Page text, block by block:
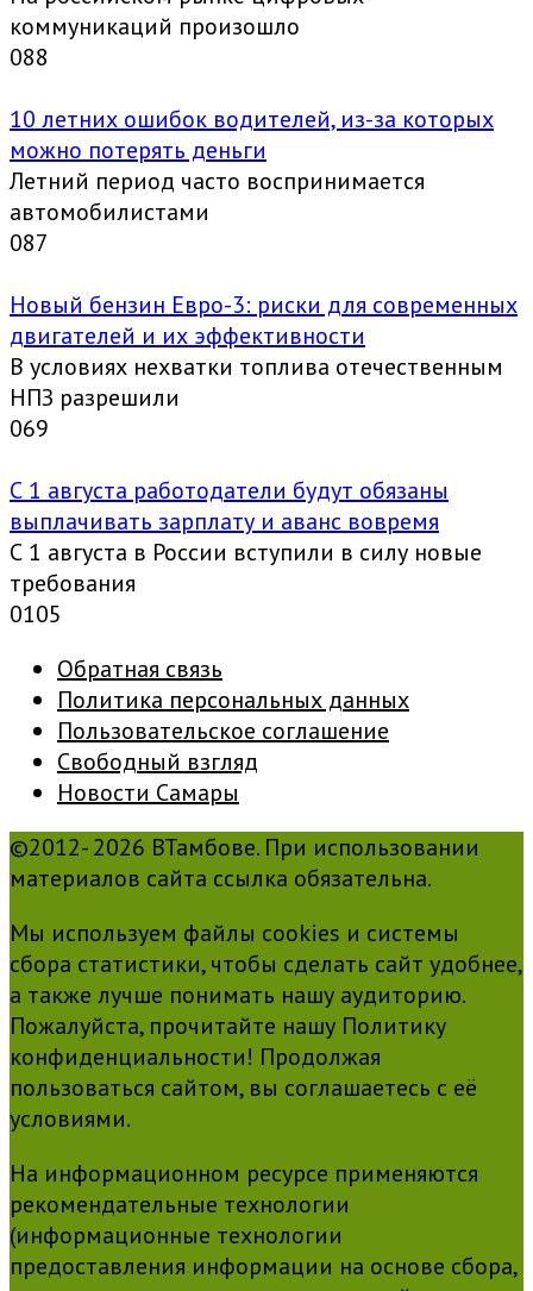
коммуникаций произошло
088
10 летних ошибок водителей, из-за которых
можно потерять деньги
Летний период часто воспринимается
автомобилистами
087
Новый бензин Евро-3: риски для современных
двигателей и их эффективности
В условиях нехватки топлива отечественным
НПЗ разрешили
069
С 1 августа работодатели будут обязаны
выплачивать зарплату и аванс вовремя
С 1 августа в России вступили в силу новые
требования
0105
Обратная связь
Политика персональных данных
Пользовательское соглашение
Свободный взгляд
Новости Самары
©2012- 2026 ВТамбове. При использовании
материалов сайта ссылка обязательна.
Мы используем файлы cookies и системы
сбора статистики, чтобы сделать сайт удобнее,
а также лучше понимать нашу аудиторию.
Пожалуйста, прочитайте нашу Политику
конфиденциальности! Продолжая
пользоваться сайтом, вы соглашаетесь с её
условиями.
На информационном ресурсе применяются
рекомендательные технологии
(информационные технологии
предоставления информации на основе сбора,